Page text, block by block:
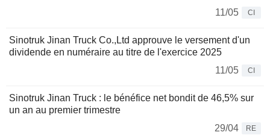
11/05
CI
Sinotruk Jinan Truck Co.,Ltd approuve le versement d'un
dividende en numéraire au titre de l'exercice 2025
11/05
CI
Sinotruk Jinan Truck : le bénéfice net bondit de 46,5% sur
un an au premier trimestre
29/04
RE